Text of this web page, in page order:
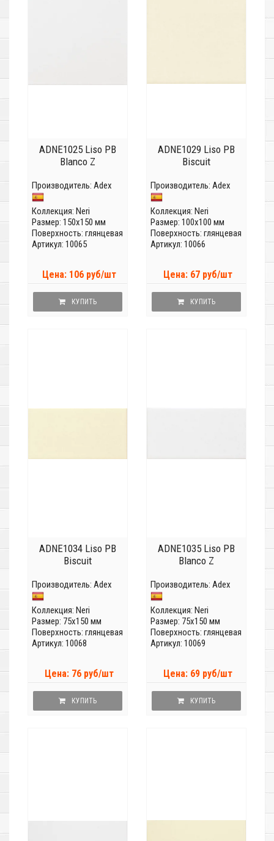
ADNE1025 Liso PB
Blanco Z
Производитель: Adex
Коллекция: Neri
Размер: 150x150 мм
Поверхность: глянцевая
Артикул: 10065
Цена: 106 руб/шт
КУПИТЬ
ADNE1029 Liso PB
Biscuit
Производитель: Adex
Коллекция: Neri
Размер: 100x100 мм
Поверхность: глянцевая
Артикул: 10066
Цена: 67 руб/шт
КУПИТЬ
ADNE1034 Liso PB
Biscuit
Производитель: Adex
Коллекция: Neri
Размер: 75x150 мм
Поверхность: глянцевая
Артикул: 10068
Цена: 76 руб/шт
КУПИТЬ
ADNE1035 Liso PB
Blanco Z
Производитель: Adex
Коллекция: Neri
Размер: 75x150 мм
Поверхность: глянцевая
Артикул: 10069
Цена: 69 руб/шт
КУПИТЬ